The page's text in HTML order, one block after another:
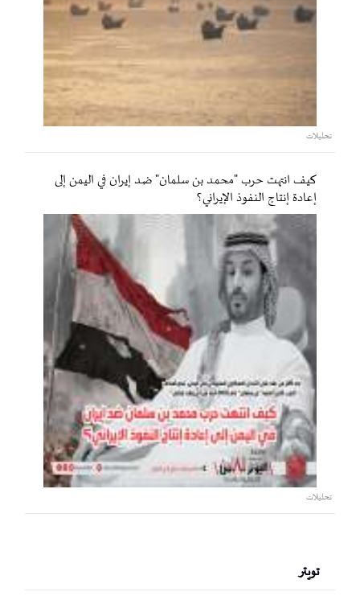
تحليلات
كيف انتهت حرب "محمد بن سلمان" ضد إيران في اليمن إلى
إعادة إنتاج النفوذ الإيراني؟
تحليلات
تويتر